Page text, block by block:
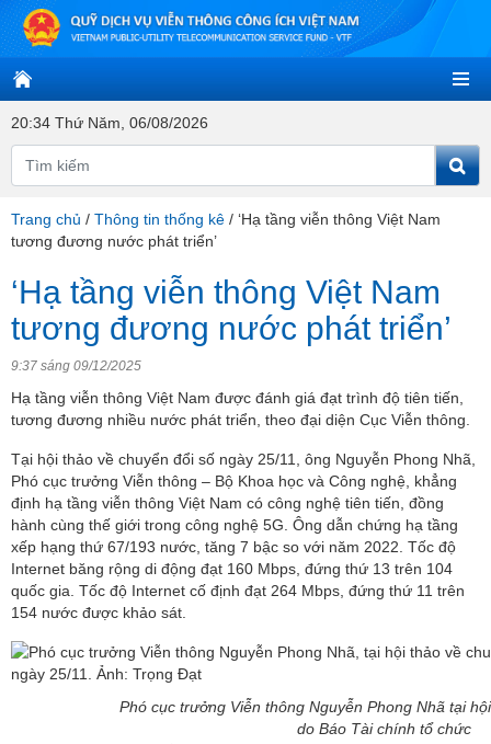
20:34 Thứ Năm, 06/08/2026
Trang chủ / Thông tin thống kê / ‘Hạ tầng viễn thông Việt Nam
tương đương nước phát triển’
‘Hạ tầng viễn thông Việt Nam
tương đương nước phát triển’
9:37 sáng 09/12/2025
Hạ tầng viễn thông Việt Nam được đánh giá đạt trình độ tiên tiến,
tương đương nhiều nước phát triển, theo đại diện Cục Viễn thông.
Tại hội thảo về chuyển đổi số ngày 25/11, ông Nguyễn Phong Nhã,
Phó cục trưởng Viễn thông – Bộ Khoa học và Công nghệ, khẳng
định hạ tầng viễn thông Việt Nam có công nghệ tiên tiến, đồng
hành cùng thế giới trong công nghệ 5G. Ông dẫn chứng hạ tầng
xếp hạng thứ 67/193 nước, tăng 7 bậc so với năm 2022. Tốc độ
Internet băng rộng di động đạt 160 Mbps, đứng thứ 13 trên 104
quốc gia. Tốc độ Internet cố định đạt 264 Mbps, đứng thứ 11 trên
154 nước được khảo sát.
Phó cục trưởng Viễn thông Nguyễn Phong Nhã tại
do Báo Tài chính tổ chức